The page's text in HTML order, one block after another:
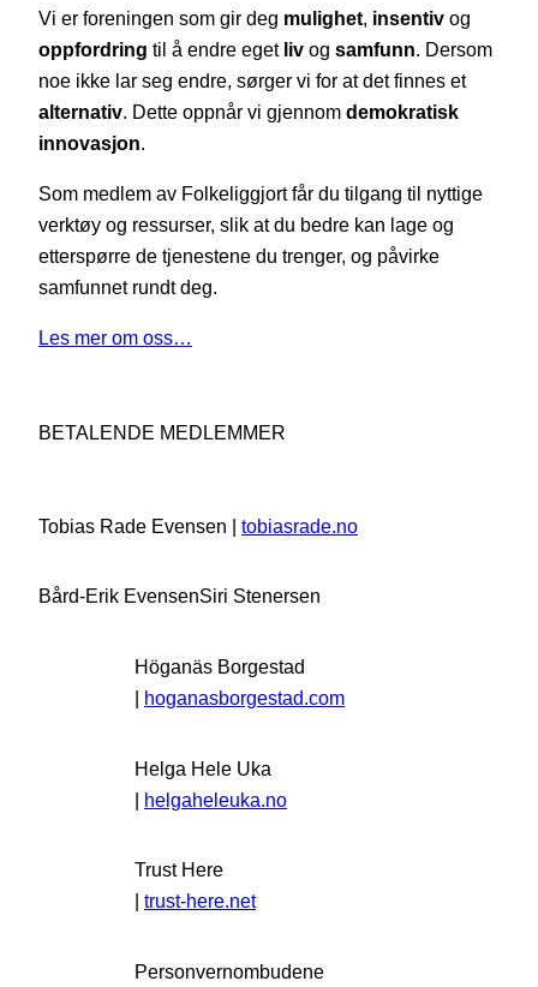
Vi er foreningen som gir deg mulighet, insentiv og
oppfordring til å endre eget liv og samfunn. Dersom
noe ikke lar seg endre, sørger vi for at det finnes et
alternativ. Dette oppnår vi gjennom demokratisk
innovasjon.
Som medlem av Folkeliggjort får du tilgang til nyttige
verktøy og ressurser, slik at du bedre kan lage og
etterspørre de tjenestene du trenger, og påvirke
samfunnet rundt deg.
Les mer om oss…
BETALENDE MEDLEMMER
Tobias Rade Evensen | tobiasrade.no
Bård-Erik EvensenSiri Stenersen
Höganäs Borgestad
| hoganasborgestad.com
Helga Hele Uka
| helgaheleuka.no
Trust Here
| trust-here.net
Personvernombudene